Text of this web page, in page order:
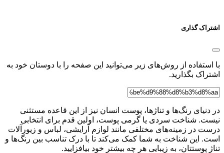
اشتراک گذاری
با استفاده از روش‌های زیر می‌توانید این صفحه را با دوستان خود به
اشتراک بگذارید.
در دنیای رنگ‌ها و تناژها، پوست انسان نیز از این قاعده مستثنی
نیست. شناخت سردی یا گرمی پوست، اولین قدم برای انتخابی
درست در زمینه‌های مختلفی مانند لوازم آرایشی، لباس و زیورآلات
است. این شناخت به شما کمک می‌کند تا با درک تناسب بین رنگ‌ها و
تناژ پوستتان، به زیبایی هر چه بیشتر خود بیافزایید.